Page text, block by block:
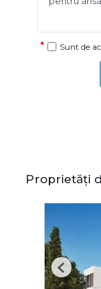
Sunt de
Proprietăți
Previous